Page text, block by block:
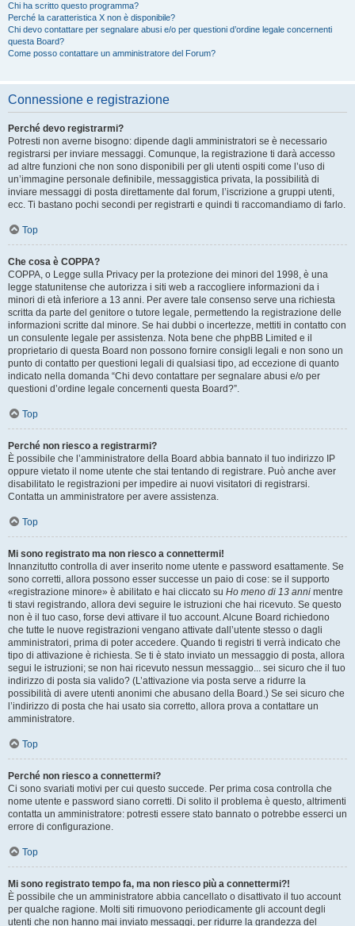
Chi ha scritto questo programma?
Perché la caratteristica X non è disponibile?
Chi devo contattare per segnalare abusi e/o per questioni d’ordine legale concernenti
questa Board?
Come posso contattare un amministratore del Forum?
Connessione e registrazione
Perché devo registrarmi?
Potresti non averne bisogno: dipende dagli amministratori se è necessario
registrarsi per inviare messaggi. Comunque, la registrazione ti darà accesso
ad altre funzioni che non sono disponibili per gli utenti ospiti come l’uso di
un’immagine personale definibile, messaggistica privata, la possibilità di
inviare messaggi di posta direttamente dal forum, l’iscrizione a gruppi utenti,
ecc. Ti bastano pochi secondi per registrarti e quindi ti raccomandiamo di farlo.
Top
Che cosa è COPPA?
COPPA, o Legge sulla Privacy per la protezione dei minori del 1998, è una
legge statunitense che autorizza i siti web a raccogliere informazioni da i
minori di età inferiore a 13 anni. Per avere tale consenso serve una richiesta
scritta da parte del genitore o tutore legale, permettendo la registrazione delle
informazioni scritte dal minore. Se hai dubbi o incertezze, mettiti in contatto con
un consulente legale per assistenza. Nota bene che phpBB Limited e il
proprietario di questa Board non possono fornire consigli legali e non sono un
punto di contatto per questioni legali di qualsiasi tipo, ad eccezione di quanto
indicato nella domanda “Chi devo contattare per segnalare abusi e/o per
questioni d’ordine legale concernenti questa Board?”.
Top
Perché non riesco a registrarmi?
È possibile che l’amministratore della Board abbia bannato il tuo indirizzo IP
oppure vietato il nome utente che stai tentando di registrare. Può anche aver
disabilitato le registrazioni per impedire ai nuovi visitatori di registrarsi.
Contatta un amministratore per avere assistenza.
Top
Mi sono registrato ma non riesco a connettermi!
Innanzitutto controlla di aver inserito nome utente e password esattamente. Se
sono corretti, allora possono esser successe un paio di cose: se il supporto
«registrazione minore» è abilitato e hai cliccato su Ho meno di 13 anni mentre
ti stavi registrando, allora devi seguire le istruzioni che hai ricevuto. Se questo
non è il tuo caso, forse devi attivare il tuo account. Alcune Board richiedono
che tutte le nuove registrazioni vengano attivate dall’utente stesso o dagli
amministratori, prima di poter accedere. Quando ti registri ti verrà indicato che
tipo di attivazione è richiesta. Se ti è stato inviato un messaggio di posta, allora
segui le istruzioni; se non hai ricevuto nessun messaggio... sei sicuro che il tuo
indirizzo di posta sia valido? (L’attivazione via posta serve a ridurre la
possibilità di avere utenti anonimi che abusano della Board.) Se sei sicuro che
l’indirizzo di posta che hai usato sia corretto, allora prova a contattare un
amministratore.
Top
Perché non riesco a connettermi?
Ci sono svariati motivi per cui questo succede. Per prima cosa controlla che
nome utente e password siano corretti. Di solito il problema è questo, altrimenti
contatta un amministratore: potresti essere stato bannato o potrebbe esserci un
errore di configurazione.
Top
Mi sono registrato tempo fa, ma non riesco più a connettermi?!
È possibile che un amministratore abbia cancellato o disattivato il tuo account
per qualche ragione. Molti siti rimuovono periodicamente gli account degli
utenti che non hanno mai inviato messaggi, per ridurre la grandezza del